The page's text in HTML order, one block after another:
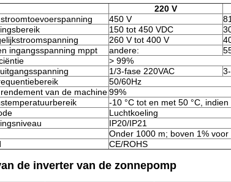
220 V
450 V
150 tot 450 VDC
260 V tot 400 V
ingangsspanning mppt
andere:
> 99%
1/3-fase 220VAC
50/60Hz
van de machine99%
-10 °C tot en met 50 °C,
Luchtkoeling
IP20/IP21
Onder 1000 m; boven 1% voor
CE/ROHS
de inverter van de zonnepomp